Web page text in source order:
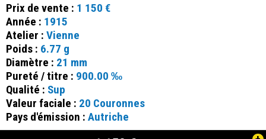
Prix de vente : 1 150 €
Année : 1915
Atelier : Vienne
Poids : 6.77 g
Diamètre : 21 mm
Pureté / titre : 900.00 ‰
Qualité : Sup
Valeur faciale : 20 Couronnes
Pays d'émission : Autriche